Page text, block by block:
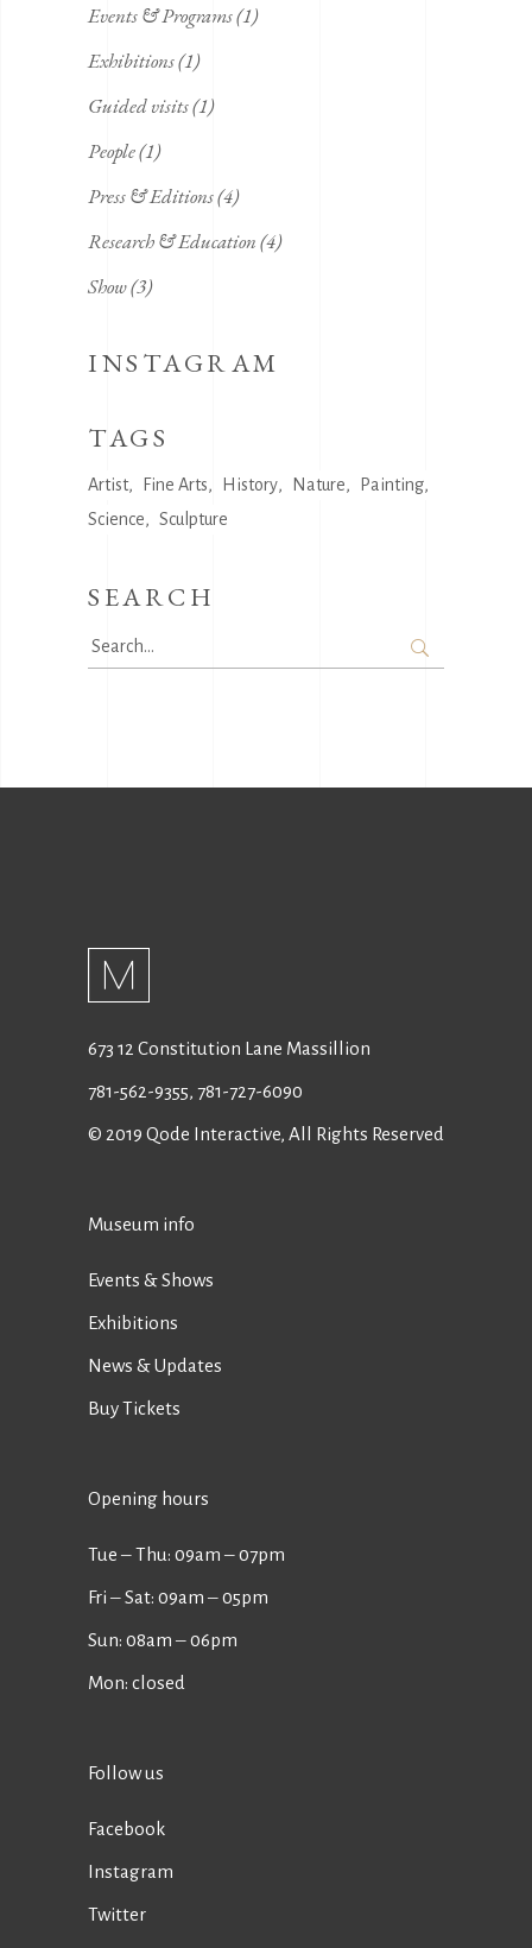
Events & Programs(1)
Exhibitions(1)
Guided visits(1)
People(1)
Press & Editions(4)
Research & Education(4)
Show(3)
INSTAGRAM
TAGS
Artist Fine Arts History Nature
Painting
Science
Sculpture
SEARCH
Search
for:
673 12 Constitution Lane Massillion
781-562-9355, 781-727-6090
© 2019 Qode Interactive, All Rights Reserved
Museum info
Events & Shows
Exhibitions
News & Updates
Buy Tickets
Opening hours
Tue ‒ Thu: 09am ‒ 07pm
Fri ‒ Sat: 09am ‒ 05pm
Sun: 08am ‒ 06pm
Mon: closed
Follow us
Facebook
Instagram
Twitter